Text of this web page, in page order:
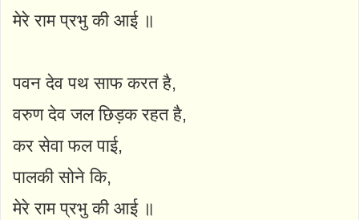
मेरे राम प्रभु की आई ॥
पवन देव पथ साफ करत है,
वरुण देव जल छिड़क रहत है,
कर सेवा फल पाई,
पालकी सोने कि,
मेरे राम प्रभु की आई ॥